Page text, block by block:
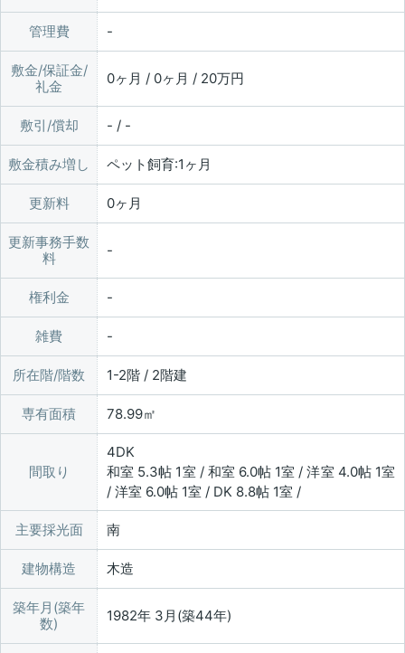
管理費
敷金/保証金/
礼金
0ヶ月 / 0ヶ月 / 20万円
敷引/償却 - / -
敷金積み増し ペット飼育:1ヶ月
更新料 0ヶ月
更新事務手数
料
権利金
雑費
所在階/階数 1-2階 / 2階建
専有面積 78.99㎡
間取り
4DK
和室 5.3帖 1室 / 和室 6.0帖 1室 / 洋室 4.0帖 1室
/ 洋室 6.0帖 1室 / DK 8.8帖 1室 /
主要採光面 南
建物構造 木造
築年月(築年
数)
1982年 3月(築44年)